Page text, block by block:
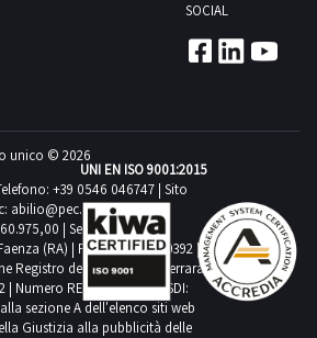
SOCIAL
unico © 2026
+39 0546 046747 | Sito
abilio@pec.illimity.com
| Sede legale in Via
(RA) | P.IVA: 02704840392 |
Registro delle Imprese di Ferrara
Numero REA RA 224830 | SDI:
sezione A dell'elenco siti web
Giustizia alla pubblicità delle
UNI EN ISO 9001:2015